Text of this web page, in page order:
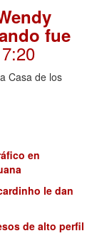
fue
Casa de los
en
le dan
de alto perfil